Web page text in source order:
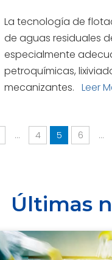
La tecnología de
de aguas residuales
especialmente
petroquímicas,
mecanizantes. Leer
... 4 5 6 ...
Últimas